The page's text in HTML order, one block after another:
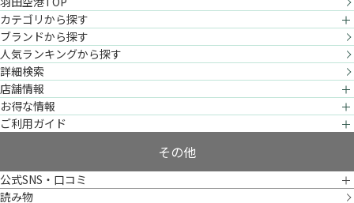
カテゴリから探す
ブランドから探す
人気ランキングから探す
詳細検索
店舗情報
お得な情報
ご利用ガイド
その他
公式SNS・口コミ
読み物